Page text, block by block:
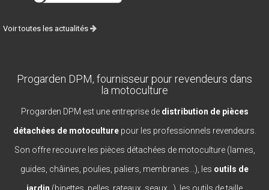
Voir toutes les actualités
Progarden DPM, fournisseur pour revendeurs dans
la motoculture
Progarden DPM est une entreprise de distribution de pièces
détachées de motoculturepour les professionnels revendeurs.
Son offre recouvre les pièces détachées de motoculture (lames,
guides, châines, poulies, paliers, membranes...), les outils de
jardin (binettes, pelles, rateaux, seaux...), les outils de taille